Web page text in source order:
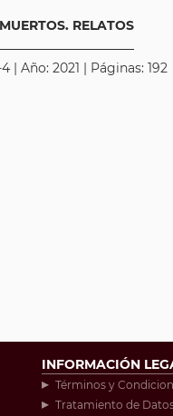
RELATOS
| Año: 2021 | Páginas: 192
INFORMACIÓN
Términos y
Tratamiento de